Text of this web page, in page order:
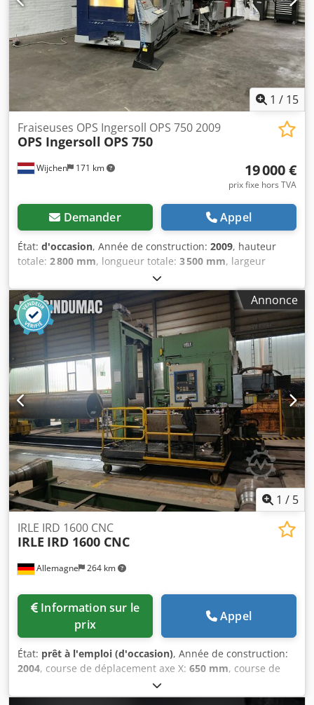
magasin : 60 DÉTAILS DE LA MACHINE Commande
numérique : Siemens Nombre de palettes : 2 Taille des
palettes : 400 × 500 mm Charge admissible des palettes :
600 kg Poids de la machine : 10 500 kg
1 / 15
Wijchen 171 km
Fraiseuses OPS Ingersoll OPS 750 2009
OPS Ingersoll OPS 750
19 000 €
prix fixe hors TVA
Demander Appel
État: d'occasion, Année de construction: 2009, hauteur
totale: 2 800 mm, longueur totale: 3 500 mm, largeur
, Poids à vide : 13 000 kg - Année de
fabrication : 2009 - Documentation disponible : Oui
Dsdpszry E Ijfx Ahzskr - Marquage CE présent : Oui -
Certificat CE présent : Non - Numéro de série : 675002 -
Commande : CNC - Nombre d’axes : 3 - Course de l’axe X
[mm] : 650 - Course de l’axe Y [mm] : 1100 - Course de l’axe
Z [mm] : 500 - Rotation de l’axe C [°] : 360 - Options :
Convoyeur à copeaux, changeur d’outils, capteur - └
Changeur d’outils : 32 - Dimensions de transport : 3500
mm x 1800 mm x 2800 mm (L x l x h) - Poids de transport
[kg] : 13 000 kg - Colis de transport : 3 Informations
financières TVA : Le prix indiqué s’entend hors TVA
TVA/régime de franchise : TVA déductible pour les
entreprises Livraison et reprise possibles à tout moment
pour tous les équipements industriels Lukas van Rossum
Annonce
1 / 5
Allemagne 264 km
IRLE IRD 1600 CNC
IRLE IRD 1600 CNC
prix
Appel
État: prêt à l'emploi (d'occasion), Année de construction:
2004, course de déplacement axe X: 650 mm, course de
, poids total:
de broche (max.):105 tr/min, puissance du moteur de